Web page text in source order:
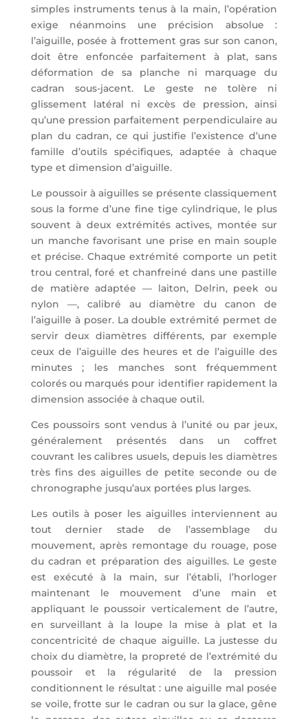
simples instruments tenus à la main, l’opération
exige néanmoins une précision absolue :
l’aiguille, posée à frottement gras sur son canon,
doit être enfoncée parfaitement à plat, sans
déformation de sa planche ni marquage du
cadran sous-jacent. Le geste ne tolère ni
glissement latéral ni excès de pression, ainsi
qu’une pression parfaitement perpendiculaire au
plan du cadran, ce qui justifie l’existence d’une
famille d’outils spécifiques, adaptée à chaque
type et dimension d’aiguille.
Le poussoir à aiguilles se présente classiquement
sous la forme d’une fine tige cylindrique, le plus
souvent à deux extrémités actives, montée sur
un manche favorisant une prise en main souple
et précise. Chaque extrémité comporte un petit
trou central, foré et chanfreiné dans une pastille
de matière adaptée — laiton, Delrin, peek ou
nylon —, calibré au diamètre du canon de
l’aiguille à poser. La double extrémité permet de
servir deux diamètres différents, par exemple
ceux de l’aiguille des heures et de l’aiguille des
minutes ; les manches sont fréquemment
colorés ou marqués pour identifier rapidement la
dimension associée à chaque outil.
Ces poussoirs sont vendus à l’unité ou par jeux,
généralement présentés dans un coffret
couvrant les calibres usuels, depuis les diamètres
très fins des aiguilles de petite seconde ou de
chronographe jusqu’aux portées plus larges.
Les outils à poser les aiguilles interviennent au
tout dernier stade de l’assemblage du
mouvement, après remontage du rouage, pose
du cadran et préparation des aiguilles. Le geste
est exécuté à la main, sur l’établi, l’horloger
maintenant le mouvement d’une main et
appliquant le poussoir verticalement de l’autre,
en surveillant à la loupe la mise à plat et la
concentricité de chaque aiguille. La justesse du
choix du diamètre, la propreté de l’extrémité du
poussoir et la régularité de la pression
conditionnent le résultat : une aiguille mal posée
se voile, frotte sur le cadran ou sur la glace, gêne